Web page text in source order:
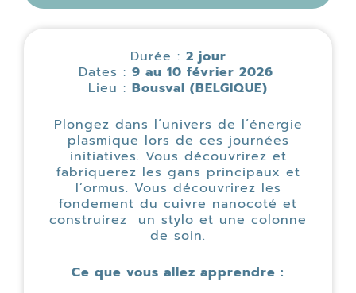
Durée : 2 jour
Dates : 9 au 10 février 2026
Lieu : Bousval (BELGIQUE)
Plongez dans l’univers de l’énergie
plasmique lors de ces journées
initiatives. Vous découvrirez et
fabriquerez les gans principaux et
l’ormus. Vous découvrirez les
fondement du cuivre nanocoté et
construirez un stylo et une colonne
de soin.
Ce que vous allez apprendre :